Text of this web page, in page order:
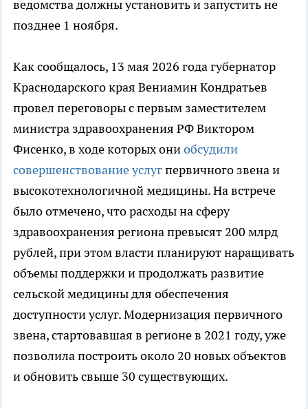
ведомства должны установить и запустить не
позднее 1 ноября.
Как сообщалось, 13 мая 2026 года губернатор
Краснодарского края Вениамин Кондратьев
провел переговоры с первым заместителем
министра здравоохранения РФ Виктором
Фисенко, в ходе которых ониобсудили
совершенствование услугпервичного звена и
высокотехнологичной медицины. На встрече
было отмечено, что расходы на сферу
здравоохранения региона превысят 200 млрд
рублей, при этом власти планируют наращивать
объемы поддержки и продолжать развитие
сельской медицины для обеспечения
доступности услуг. Модернизация первичного
звена, стартовавшая в регионе в 2021 году, уже
позволила построить около 20 новых объектов
и обновить свыше 30 существующих.